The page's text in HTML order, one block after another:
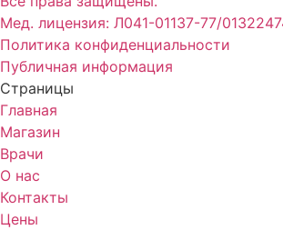
Мед. лицензия: Л041-01137-77/
Политика конфиденциальности
Публичная информация
Страницы
Главная
Магазин
Врачи
О нас
Контакты
Цены